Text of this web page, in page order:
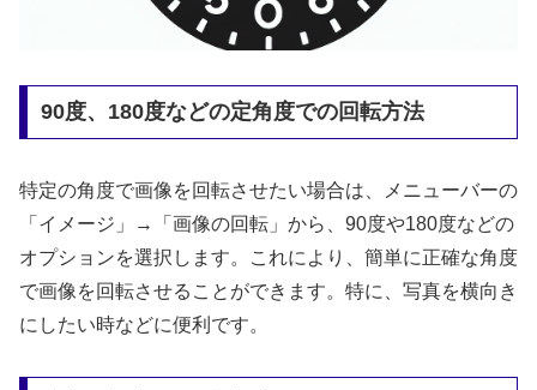
90度、180度などの定角度での回転方法
特定の角度で画像を回転させたい場合は、メニューバーの
「イメージ」→「画像の回転」から、90度や180度などの
オプションを選択します。これにより、簡単に正確な角度
で画像を回転させることができます。特に、写真を横向き
にしたい時などに便利です。